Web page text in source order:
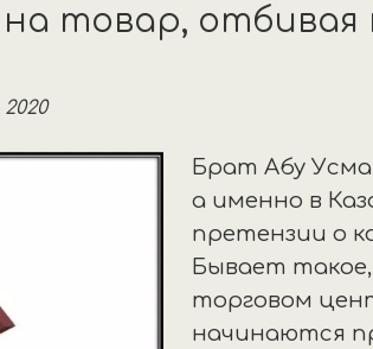
товар, отбивая
Брат Абу
а именно в
претензии о
Бывает
торговом
начинаются